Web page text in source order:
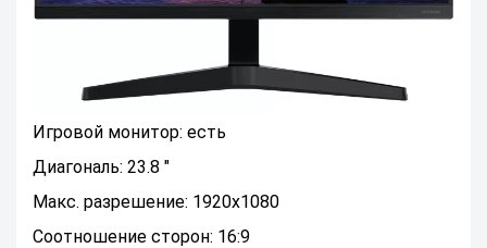
Игровой монитор: есть
Диагональ: 23.8 "
Макс. разрешение: 1920x1080
Соотношение сторон: 16:9